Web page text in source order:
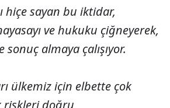
hiçe sayan bu iktidar,
ve hukuku çiğneyerek,
sonuç almaya çalışıyor.
ülkemiz için elbette çok